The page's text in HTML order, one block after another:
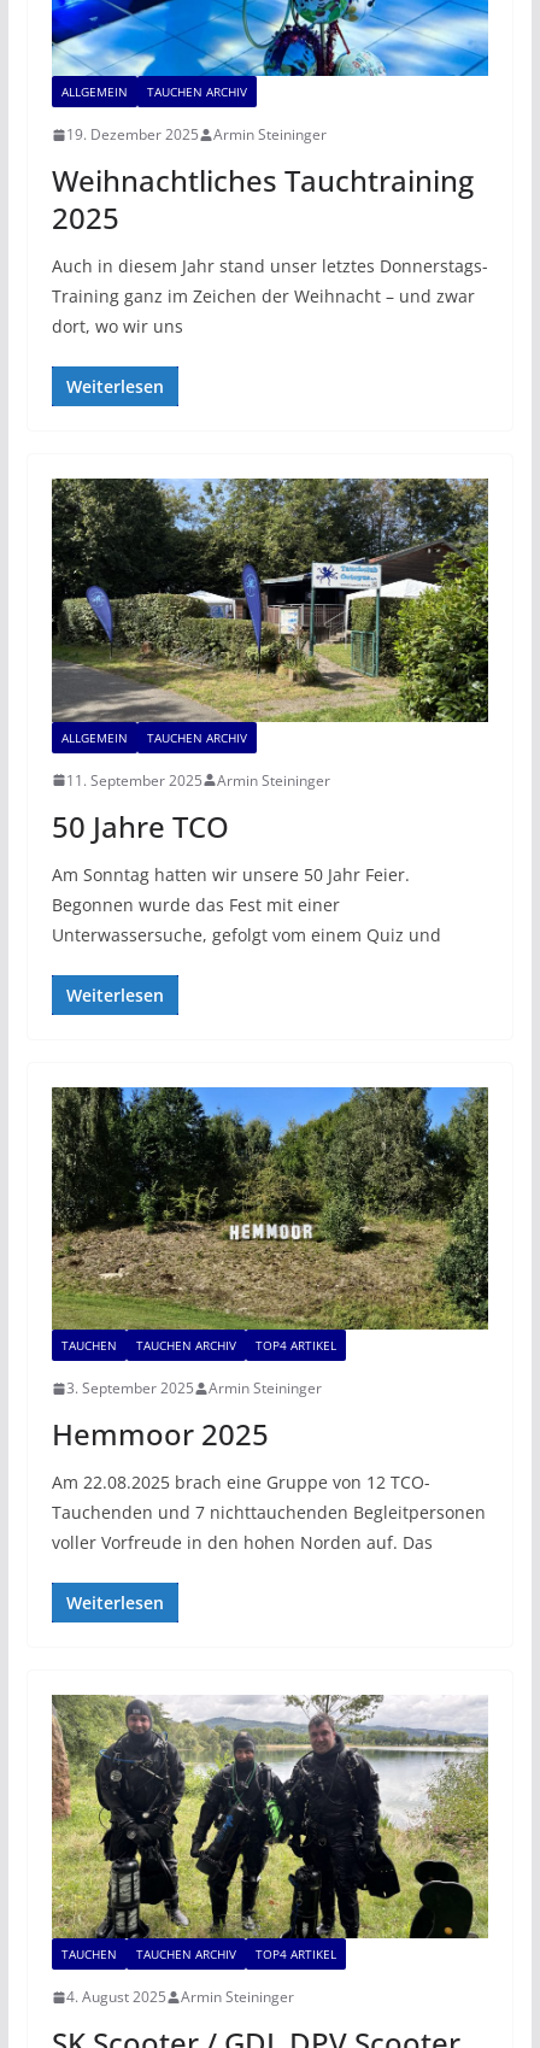
ALLGEMEIN TAUCHEN ARCHIV
19. Dezember 2025 Armin Steininger
Weihnachtliches Tauchtraining
2025
Auch in diesem Jahr stand unser letztes Donnerstags-
Training ganz im Zeichen der Weihnacht – und zwar
dort, wo wir uns
Weiterlesen
ALLGEMEIN TAUCHEN ARCHIV
11. September 2025 Armin Steininger
50 Jahre TCO
Am Sonntag hatten wir unsere 50 Jahr Feier.
Begonnen wurde das Fest mit einer
Unterwassersuche, gefolgt vom einem Quiz und
Weiterlesen
TAUCHEN TAUCHEN ARCHIV TOP4 ARTIKEL
3. September 2025 Armin Steininger
Hemmoor 2025
Am 22.08.2025 brach eine Gruppe von 12 TCO-
Tauchenden und 7 nichttauchenden Begleitpersonen
voller Vorfreude in den hohen Norden auf. Das
Weiterlesen
TAUCHEN TAUCHEN ARCHIV TOP4 ARTIKEL
4. August 2025 Armin Steininger